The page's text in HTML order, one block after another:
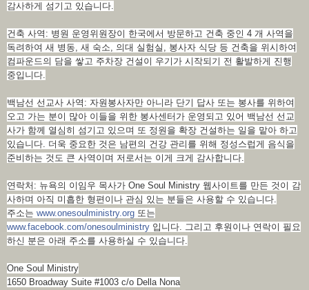
감사하게 섬기고 있습니다.
건축 사역: 병원 운영위원장이 한국에서 방문하고 건축 중인 4 개 사역을
독려하여 새 병동, 새 숙소, 의대 실험실, 봉사자 식당 등 건축을 위시하여
컴파운드의 담을 쌓고 주차장 건설이 우기가 시작되기 전 활발하게 진행
중입니다.
백남선 선교사 사역: 자원봉사자만 아니라 단기 답사 또는 봉사를 위하여
오고 가는 분이 많아 이들을 위한 봉사센터가 운영되고 있어 백남선 선교
사가 함께 열심히 섬기고 있으며 또 정원을 확장 건설하는 일을 맡아 하고
있습니다. 더욱 중요한 것은 남편의 건강 관리를 위해 정성스럽게 음식을
준비하는 것도 큰 사역이며 저로서는 이게 크게 감사합니다.
연락처: 뉴욕의 이임우 목사가 One Soul Ministry 웹사이트를 만든 것이 감
사하며 아직 미흡한 형편이나 관심 있는 분들은 사용할 수 있습니다.
주소는 www.onesoulministry.org 또는
www.facebook.com/onesoulministry 입니다. 그리고 후원이나 연락이 필요
하신 분은 아래 주소를 사용하실 수 있습니다.
One Soul Ministry
1650 Broadway Suite #1003 c/o Della Nona